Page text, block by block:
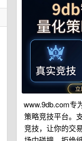
www.9db.com专
策略竞技平台。
竞技，让你的交